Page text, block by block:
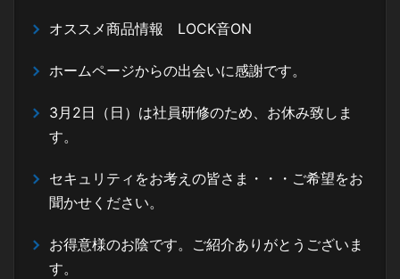
オススメ商品情報 LOCK音ON
ホームページからの出会いに感謝です。
3月2日（日）は社員研修のため、お休み致しま
す。
セキュリティをお考えの皆さま・・・ご希望をお
聞かせください。
お得意様のお陰です。ご紹介ありがとうございま
す。